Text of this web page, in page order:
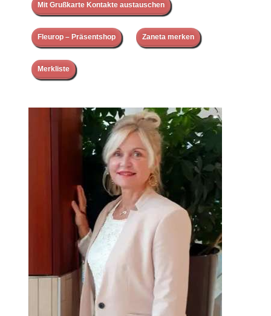
Mit Grußkarte Kontakte austauschen
Fleurop – Präsentshop Zaneta merken
Merkliste